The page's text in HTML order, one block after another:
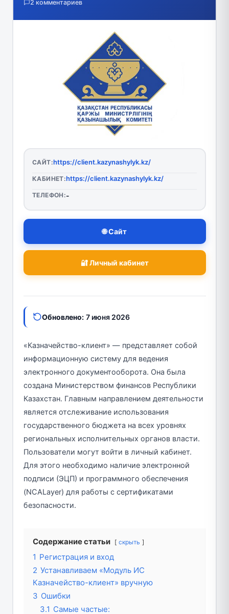
2 комментариев
САЙТ:https://client.kazynashylyk.kz/
КАБИНЕТ:https://client.kazynashylyk.kz/
ТЕЛЕФОН:-
🌐 Сайт
🔐 Личный кабинет
Обновлено: 7 июня 2026
«Казначейство-клиент» — представляет собой
информационную систему для ведения
электронного документооборота. Она была
создана Министерством финансов Республики
Казахстан. Главным направлением деятельности
является отслеживание использования
государственного бюджета на всех уровнях
региональных исполнительных органов власти.
Пользователи могут войти в личный кабинет.
Для этого необходимо наличие электронной
подписи (ЭЦП) и программного обеспечения
(NCALayer) для работы с сертификатами
безопасности.
Содержание статьи скрыть
1 Регистрация и вход
2 Устанавливаем «Модуль ИС
Казначейство-клиент» вручную
3 Ошибки
3.1 Самые частые: